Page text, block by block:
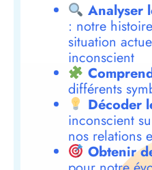
Analyser
: notre
situation
inconscient
différents
Décoder
inconscient
nos relations
Obtenir